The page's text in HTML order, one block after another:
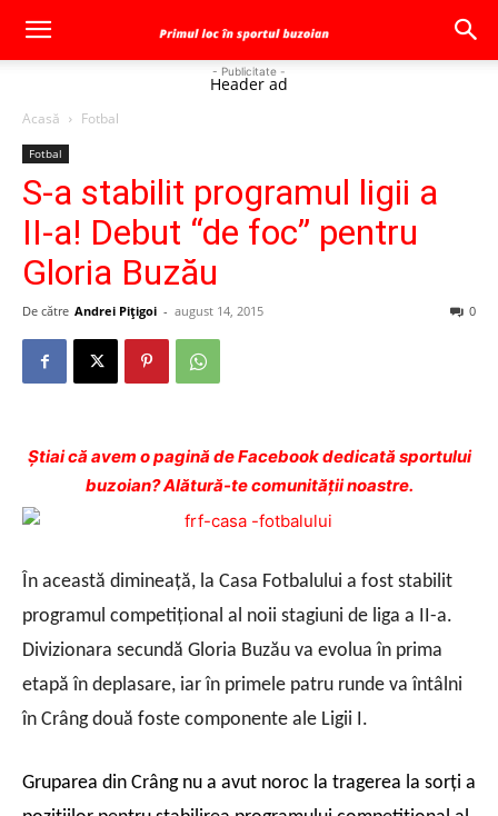
- Publicitate -
Header ad
Acasă Fotbal
Fotbal
S-a stabilit programul ligii a
II-a! Debut “de foc” pentru
Gloria Buzău
De către Andrei Pițigoi - august 14, 2015 0
Ştiai că avem o pagină de Facebook dedicată sportului
buzoian? Alătură-te comunității noastre.
În această dimineaţă, la Casa Fotbalului a fost stabilit
programul competiţional al noii stagiuni de liga a II-a.
Divizionara secundă Gloria Buzău va evolua în prima
etapă în deplasare, iar în primele patru runde va întâlni
în Crâng două foste componente ale Ligii I.
Gruparea din Crâng nu a avut noroc la tragerea la sorţi a